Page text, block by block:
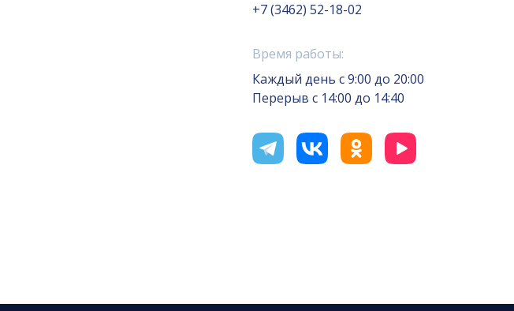
+7 (3462) 52-18-02
Время работы:
Каждый день с 9:00 до 20:00
Перерыв с 14:00 до 14:40